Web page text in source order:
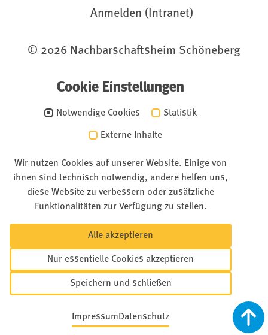
Anmelden (Intranet)
© 2026 Nachbarschaftsheim Schöneberg
Cookie Einstellungen
Notwendige Cookies Statistik
Externe Inhalte
Wir nutzen Cookies auf unserer Website. Einige von
ihnen sind technisch notwendig, andere helfen uns,
diese Website zu verbessern oder zusätzliche
Funktionalitäten zur Verfügung zu stellen.
Alle akzeptieren
Nur essentielle Cookies akzeptieren
Speichern und schließen
Impressum Datenschutz